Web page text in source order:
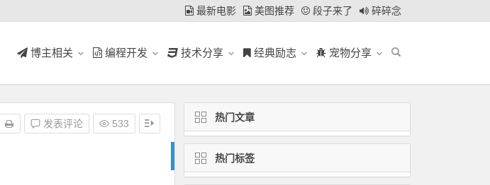
最新电影 美图推荐 段子来了 碎碎念
博主相关 编程开发 技术分享 经典励志 宠物分享
发表评论 533
热门文章
热门标签